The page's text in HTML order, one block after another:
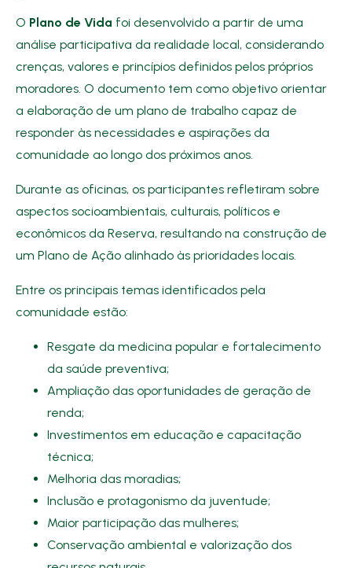
O Plano de Vida foi desenvolvido a partir de uma
análise participativa da realidade local, considerando
crenças, valores e princípios definidos pelos próprios
moradores. O documento tem como objetivo orientar
a elaboração de um plano de trabalho capaz de
responder às necessidades e aspirações da
comunidade ao longo dos próximos anos.
Durante as oficinas, os participantes refletiram sobre
aspectos socioambientais, culturais, políticos e
econômicos da Reserva, resultando na construção de
um Plano de Ação alinhado às prioridades locais.
Entre os principais temas identificados pela
comunidade estão:
Resgate da medicina popular e fortalecimento
da saúde preventiva;
Ampliação das oportunidades de geração de
renda;
Investimentos em educação e capacitação
técnica;
Melhoria das moradias;
Inclusão e protagonismo da juventude;
Maior participação das mulheres;
Conservação ambiental e valorização dos